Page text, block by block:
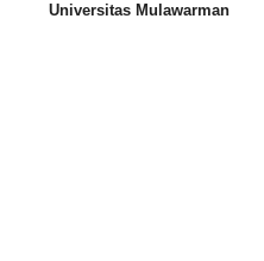
Universitas Mulawarman